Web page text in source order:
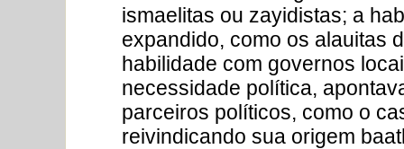
ismaelitas ou zayidistas; a
expandido, como os alauitas
habilidade com governos
necessidade política,
parceiros políticos, como o
reivindicando sua origem